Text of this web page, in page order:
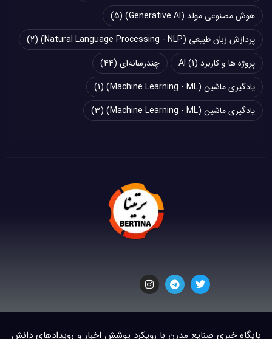
هوش مصنوعی مولد (Generative AI)
(5)
پردازش زبان طبیعی (Natural Language Processing - NLP)
(2)
پروژه ها و کاربرد AI (1) چند‌‌رسانه‌ای (44)
یادگیری ماشین (Machine Learning - ML)
(1)
یادگیری ماشین (Machine Learning - ML)
(3)
پایگاه خبری صنایع مدرن با رویکرد پوشش اخبار و رویدادهای دانش